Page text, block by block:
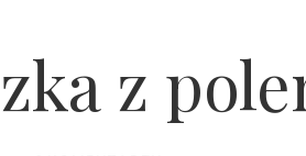
z